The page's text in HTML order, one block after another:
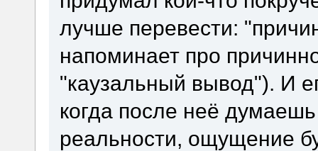
лучше перевести:
напоминает про
"каузальный вывод"). И
когда после неё
реальности, ощущение